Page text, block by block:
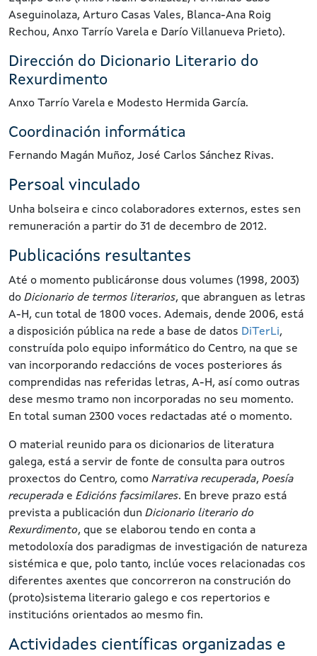
Aseguinolaza, Arturo Casas Vales, Blanca-Ana Roig
Rechou, Anxo Tarrío Varela e Darío Villanueva Prieto).
Dirección do Dicionario Literario do
Rexurdimento
Anxo Tarrío Varela e Modesto Hermida García.
Coordinación informática
Fernando Magán Muñoz, José Carlos Sánchez Rivas.
Persoal vinculado
Unha bolseira e cinco colaboradores externos, estes sen
remuneración a partir do 31 de decembro de 2012.
Publicacións resultantes
Até o momento publicáronse dous volumes (1998, 2003)
do Dicionario de termos literarios, que abranguen as letras
A-H, cun total de 1800 voces. Ademais, dende 2006, está
a disposición pública na rede a base de datos DiTerLi,
construída polo equipo informático do Centro, na que se
van incorporando redaccións de voces posteriores ás
comprendidas nas referidas letras, A-H, así como outras
dese mesmo tramo non incorporadas no seu momento.
En total suman 2300 voces redactadas até o momento.
O material reunido para os dicionarios de literatura
galega, está a servir de fonte de consulta para outros
proxectos do Centro, como Narrativa recuperada, Poesía
recuperada e Edicións facsimilares. En breve prazo está
prevista a publicación dun Dicionario literario do
Rexurdimento, que se elaborou tendo en conta a
metodoloxía dos paradigmas de investigación de natureza
sistémica e que, polo tanto, inclúe voces relacionadas cos
diferentes axentes que concorreron na construción do
(proto)sistema literario galego e cos repertorios e
institucións orientados ao mesmo fin.
Actividades científicas organizadas e